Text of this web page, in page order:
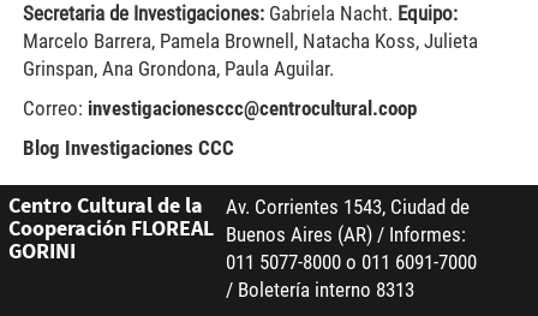
Secretaria de Investigaciones: Gabriela Nacht. Equipo:
Marcelo Barrera, Pamela Brownell, Natacha Koss, Julieta
Grinspan, Ana Grondona, Paula Aguilar.
Correo: investigacionesccc@centrocultural.coop
Blog Investigaciones CCC
Centro Cultural de la
Cooperación FLOREAL
GORINI
Av. Corrientes 1543, Ciudad de
Buenos Aires (AR) / Informes:
011 5077-8000 o 011 6091-7000
/ Boletería interno 8313